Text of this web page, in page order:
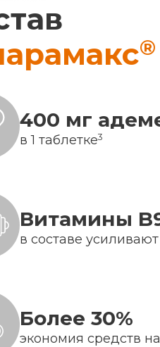
®
400 мг
в 1 таблетке3
Витамины
в составе
Более 30%
экономия средств